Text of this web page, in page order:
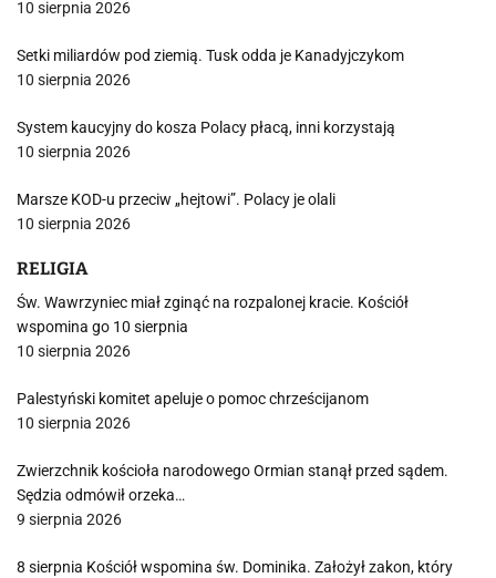
10 sierpnia 2026
Setki miliardów pod ziemią. Tusk odda je Kanadyjczykom
10 sierpnia 2026
System kaucyjny do kosza Polacy płacą, inni korzystają
10 sierpnia 2026
Marsze KOD-u przeciw „hejtowi”. Polacy je olali
10 sierpnia 2026
RELIGIA
Św. Wawrzyniec miał zginąć na rozpalonej kracie. Kościół
wspomina go 10 sierpnia
10 sierpnia 2026
Palestyński komitet apeluje o pomoc chrześcijanom
10 sierpnia 2026
Zwierzchnik kościoła narodowego Ormian stanął przed sądem.
Sędzia odmówił orzeka…
9 sierpnia 2026
8 sierpnia Kościół wspomina św. Dominika. Założył zakon, który